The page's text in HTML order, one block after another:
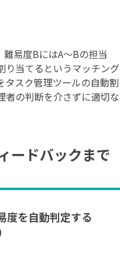
易度BにはA〜Bの担当
り当てるというマッチング
タスク管理ツールの自動割
者の判断を介さずに適切な
ードバックまで
度を自動判定する